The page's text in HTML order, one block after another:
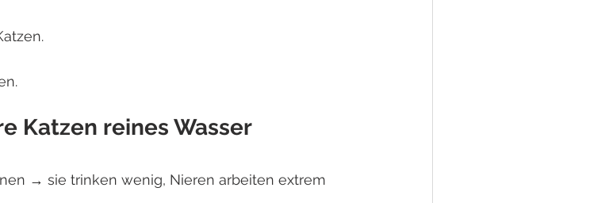
Katzen reines Wasser
→ sie trinken wenig, Nieren arbeiten extrem